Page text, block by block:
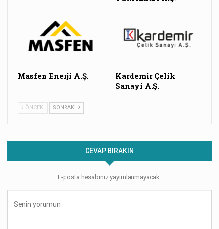
Masfen Enerji A.Ş.
Kardemir Çelik
Sanayi A.Ş.
ÖNCEKI SONRAKI
CEVAP BIRAKIN
E-posta hesabınız yayımlanmayacak.